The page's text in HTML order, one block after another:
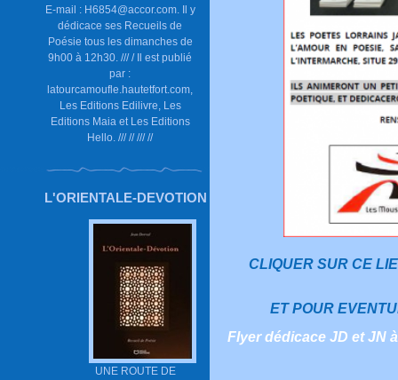
E-mail : H6854@accor.com. Il y
dédicace ses Recueils de
Poésie tous les dimanches de
9h00 à 12h30. /// / Il est publié
par :
latourcamoufle.hautetfort.com,
Les Editions Edilivre, Les
Editions Maia et Les Editions
Hello. /// // /// //
L'ORIENTALE-DEVOTION
UNE ROUTE DE
CLIQUER SUR CE
ET POUR
Flyer dédicace JD et JN